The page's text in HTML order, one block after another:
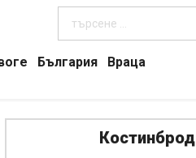
България
Враца
Костинброд